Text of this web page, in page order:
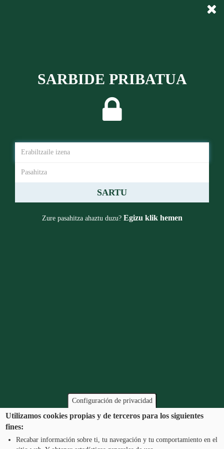
SARBIDE PRIBATUA
SARTU
Zure pasahitza ahaztu duzu? Egizu klik hemen
Ba al zenekien?
Iruñerrian 551 Billabesa
Tel.: 948 203 444
atencion@mancoeduca.com
Iruñerriko Mankomunitatearen Ingurumen
Configuración de privacidad
Utilizamos cookies propias y de terceros para los siguientes
fines:
Recabar información sobre ti, tu navegación y tu comportamiento en el